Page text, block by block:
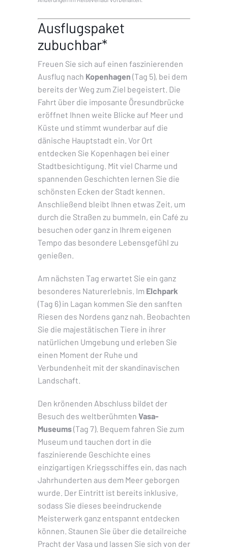
Ausflugspaket
zubuchbar*
Freuen Sie sich auf einen faszinierenden
Ausflug nach Kopenhagen (Tag 5), bei dem
bereits der Weg zum Ziel begeistert. Die
Fahrt über die imposante Öresundbrücke
eröffnet Ihnen weite Blicke auf Meer und
Küste und stimmt wunderbar auf die
dänische Hauptstadt ein. Vor Ort
entdecken Sie Kopenhagen bei einer
Stadtbesichtigung. Mit viel Charme und
spannenden Geschichten lernen Sie die
schönsten Ecken der Stadt kennen.
Anschließend bleibt Ihnen etwas Zeit, um
durch die Straßen zu bummeln, ein Café zu
besuchen oder ganz in Ihrem eigenen
Tempo das besondere Lebensgefühl zu
genießen.
Am nächsten Tag erwartet Sie ein ganz
besonderes Naturerlebnis. Im Elchpark
(Tag 6) in Lagan kommen Sie den sanften
Riesen des Nordens ganz nah. Beobachten
Sie die majestätischen Tiere in ihrer
natürlichen Umgebung und erleben Sie
einen Moment der Ruhe und
Verbundenheit mit der skandinavischen
Landschaft.
Den krönenden Abschluss bildet der
Besuch des weltberühmten Vasa-
Museums(Tag 7). Bequem fahren Sie zum
Museum und tauchen dort in die
faszinierende Geschichte eines
einzigartigen Kriegsschiffes ein, das nach
Jahrhunderten aus dem Meer geborgen
wurde. Der Eintritt ist bereits inklusive,
sodass Sie dieses beeindruckende
Meisterwerk ganz entspannt entdecken
können. Staunen Sie über die detailreiche
Pracht der Vasa und lassen Sie sich von der